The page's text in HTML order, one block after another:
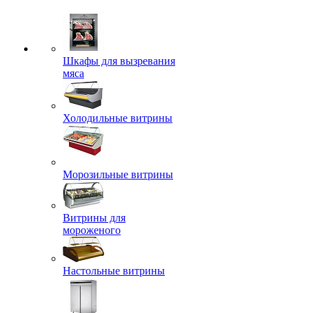
Шкафы для вызревания
мяса
Холодильные витрины
Морозильные витрины
Витрины для
мороженого
Настольные витрины